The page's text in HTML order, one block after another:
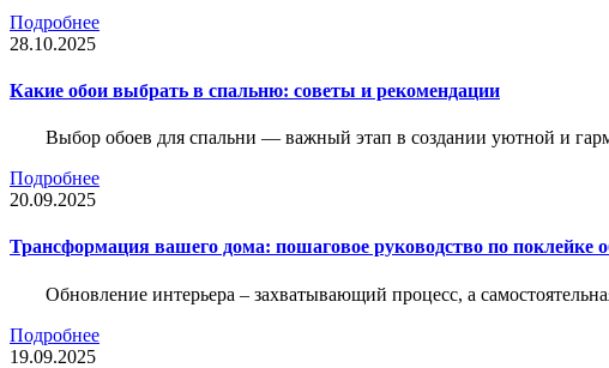
Подробнее
28.10.2025
Какие обои выбрать в спальню: советы и рекомендации
Выбор обоев для спальни — важный этап в создании уютной и
Подробнее
20.09.2025
Трансформация вашего дома: пошаговое руководство по поклейке
Обновление интерьера – захватывающий процесс, а
Подробнее
19.09.2025